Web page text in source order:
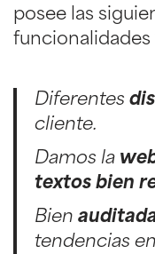
posee las
funcionalidades
Diferentes
cliente.
Damos la
textos bien
Bien
tendencias